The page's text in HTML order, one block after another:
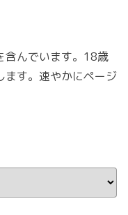
含んでいます。18歳
ます。速やかにページ